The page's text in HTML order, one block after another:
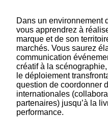
Dans un environnement
vous apprendrez à
marque et de son
marchés. Vous saurez
communication
créatif à la
le déploiement
question de coordonner
internationales
partenaires) jusqu’à la
performance.